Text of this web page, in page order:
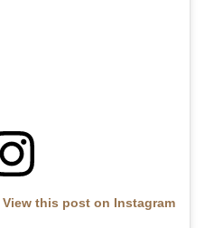
View this post on Instagram